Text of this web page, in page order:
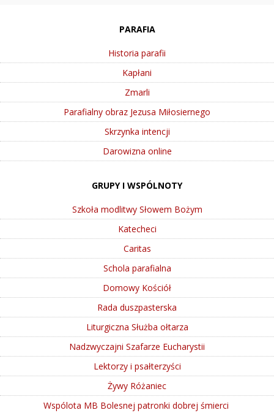
PARAFIA
Historia parafii
Kapłani
Zmarli
Parafialny obraz Jezusa Miłosiernego
Skrzynka intencji
Darowizna online
GRUPY I WSPÓLNOTY
Szkoła modlitwy Słowem Bożym
Katecheci
Caritas
Schola parafialna
Domowy Kościół
Rada duszpasterska
Liturgiczna Służba ołtarza
Nadzwyczajni Szafarze Eucharystii
Lektorzy i psałterzyści
Żywy Różaniec
Wspólota MB Bolesnej patronki dobrej śmierci